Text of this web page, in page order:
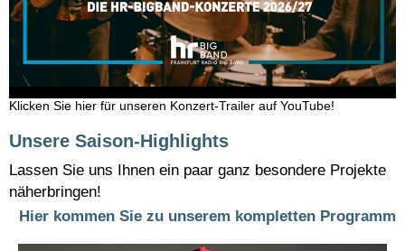
Klicken Sie hier für unseren Konzert-Trailer auf YouTube!
Unsere Saison-Highlights
Lassen Sie uns Ihnen ein paar ganz besondere Projekte
näherbringen!
Hier kommen Sie zu unserem kompletten Programm